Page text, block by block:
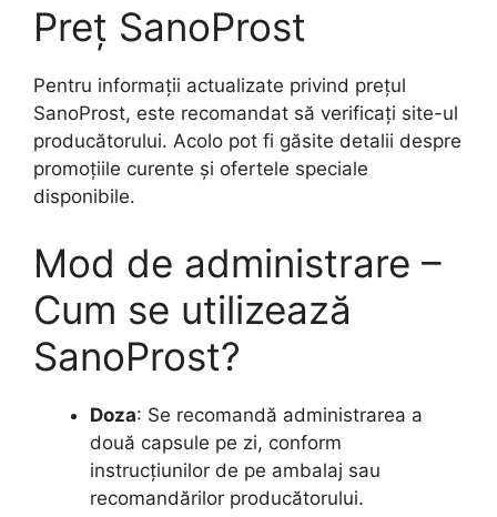
Preț SanoProst
Pentru informații actualizate privind prețul
SanoProst, este recomandat să verificați site-ul
producătorului. Acolo pot fi găsite detalii despre
promoțiile curente și ofertele speciale
disponibile.
Mod de administrare –
Cum se utilizează
SanoProst?
Doza: Se recomandă administrarea a
două capsule pe zi, conform
instrucțiunilor de pe ambalaj sau
recomandărilor producătorului.